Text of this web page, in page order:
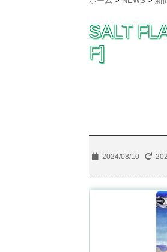
SALT
F]
2024/08/10